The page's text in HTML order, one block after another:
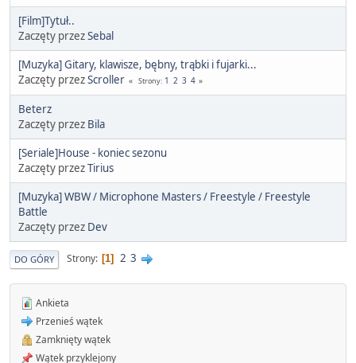
[Film]Tytuł..
Zaczęty przezSebal
[Muzyka] Gitary, klawisze, bębny, trąbki i fujarki...
Zaczęty przezScroller Strony 1 2 3 4
Beterz
Zaczęty przez Bila
[Seriale]House - koniec sezonu
Zaczęty przezTirius
[Muzyka] WBW / Microphone Masters / Freestyle / Freestyle
Battle
Zaczęty przez Dev
DO GÓRY Strony 1 2 3
Ankieta
Przenieś wątek
Zamknięty wątek
Wątek przyklejony